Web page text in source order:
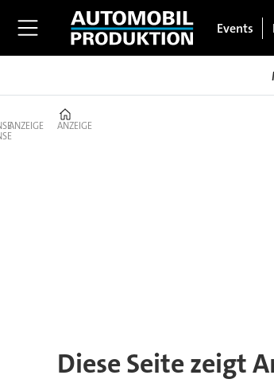
Events
ANZEIGE ANZEIGE
Diese Seite zeigt